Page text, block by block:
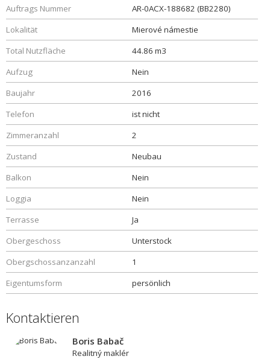
Auftrags Nummer
AR-0ACX-188682 (BB2280)
Lokalität
Mierové námestie
Total Nutzfläche
44.86 m3
Aufzug
Nein
Baujahr
2016
Telefon
ist nicht
Zimmeranzahl
2
Zustand
Neubau
Balkon
Nein
Loggia
Nein
Terrasse
Ja
Obergeschoss
Unterstock
Obergschossanzanzahl
1
Eigentumsform
persönlich
Kontaktieren
Boris Babač
Realitný maklér